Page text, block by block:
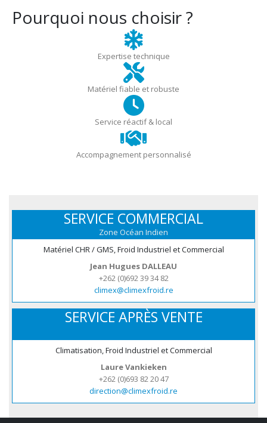
Pourquoi nous choisir ?
Expertise technique
Matériel fiable et robuste
Service réactif & local
Accompagnement personnalisé
SERVICE COMMERCIAL
Zone Océan Indien
Matériel CHR / GMS, Froid Industriel et Commercial
Jean Hugues DALLEAU
+262 (0)692 39 34 82
climex@climexfroid.re
SERVICE APRÈS VENTE
Climatisation, Froid Industriel et Commercial
Laure Vankieken
+262 (0)693 82 20 47
direction@climexfroid.re